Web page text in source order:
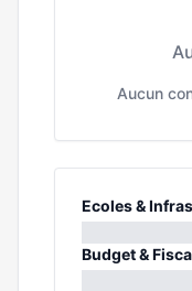
Aucun
Ecoles &
0%
Budget &